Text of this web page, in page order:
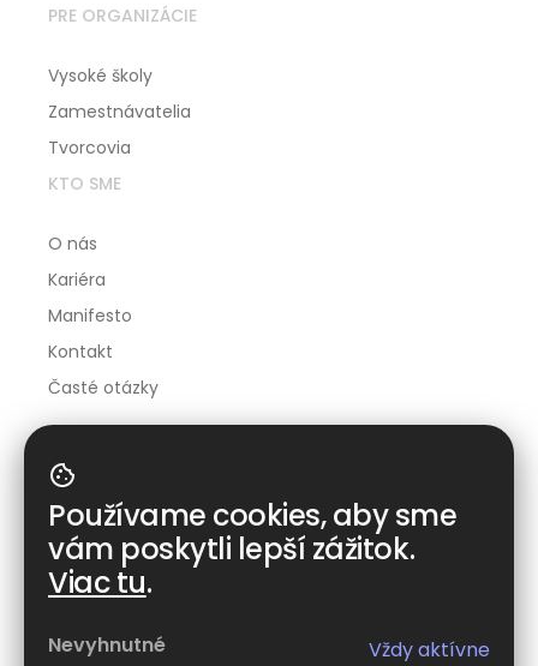
PRE ORGANIZÁCIE
Vysoké školy
Zamestnávatelia
Tvorcovia
KTO SME
O nás
Kariéra
Manifesto
Kontakt
Časté otázky
Všeobecné obchodné podmienky
Slovenčina
Používame cookies, aby sme
vám poskytli lepší zážitok.
Viac tu.
Nevyhnutné Vždy aktívne